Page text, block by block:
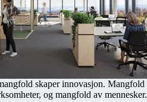
skaper innovasjon. Mangfold
og mangfold av mennesker.